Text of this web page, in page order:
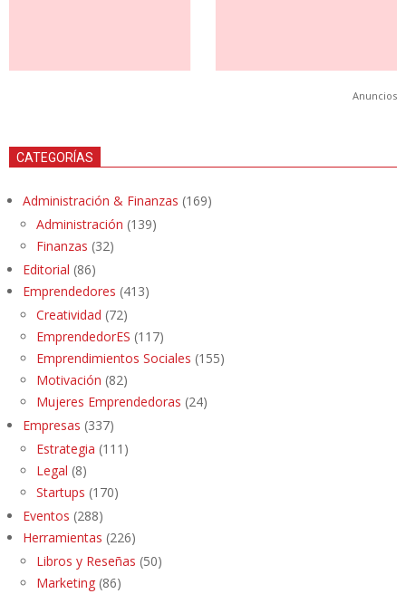
Anuncios
CATEGORÍAS
Administración & Finanzas (169)
Administración (139)
Finanzas (32)
Editorial (86)
Emprendedores (413)
Creatividad (72)
EmprendedorES (117)
Emprendimientos Sociales (155)
Motivación (82)
Mujeres Emprendedoras (24)
Empresas (337)
Estrategia (111)
Legal (8)
Startups (170)
Eventos (288)
Herramientas (226)
Libros y Reseñas (50)
Marketing (86)